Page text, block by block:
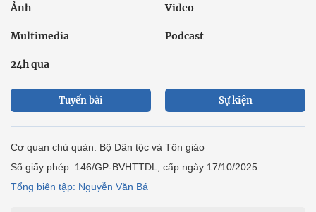
Ảnh Video
Multimedia Podcast
24h qua
Tuyến bài Sự kiện
Cơ quan chủ quản: Bộ Dân tộc và Tôn giáo
Số giấy phép: 146/GP-BVHTTDL, cấp ngày 17/10/2025
Tổng biên tập: Nguyễn Văn Bá